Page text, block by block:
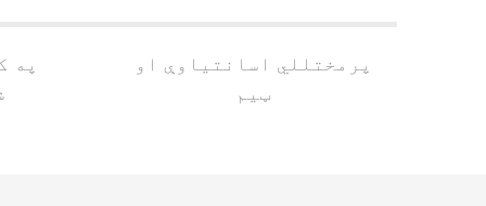
په
پرمختللي اسانتیاوې او
ټیم